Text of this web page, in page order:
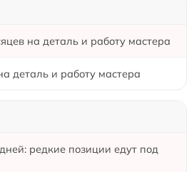
на деталь и работу мастера
деталь и работу мастера
редкие позиции едут под